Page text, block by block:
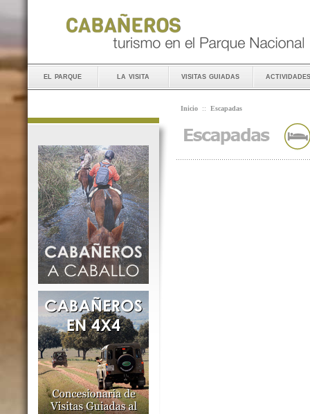
el parque la visita visitas guiadas actividades
Inicio :: Escapadas